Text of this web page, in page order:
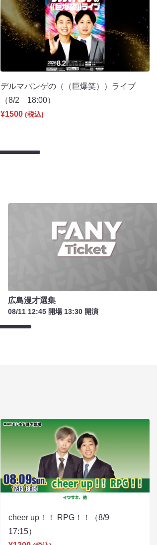
デルマパンゲの（（巨爆笑））ライブ
（8/2 18:00）
¥1500 (税込)
広島漫才選集
08/11 12:45 開場 13:30 開演
cheer up！！ RPG！！（8/9
17:15）